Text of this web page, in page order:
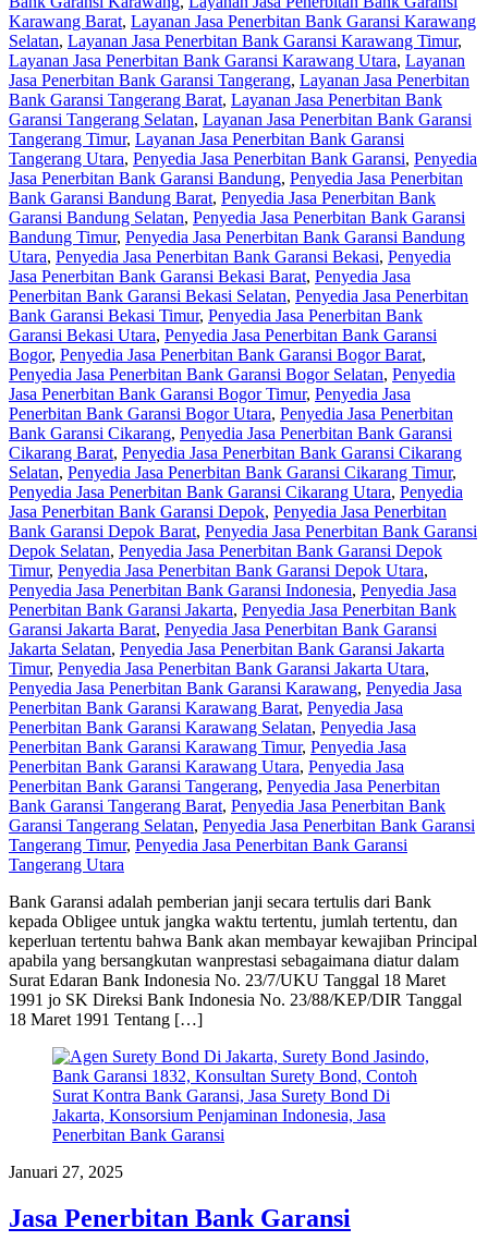
Karawang Barat, Layanan Jasa Penerbitan Bank Garansi Karawang
Selatan, Layanan Jasa Penerbitan Bank Garansi Karawang Timur,
Layanan Jasa Penerbitan Bank Garansi Karawang Utara, Layanan
Jasa Penerbitan Bank Garansi Tangerang, Layanan Jasa Penerbitan
Bank Garansi Tangerang Barat, Layanan Jasa Penerbitan Bank
Garansi Tangerang Selatan, Layanan Jasa Penerbitan Bank Garansi
Tangerang Timur, Layanan Jasa Penerbitan Bank Garansi
Tangerang Utara, Penyedia Jasa Penerbitan Bank Garansi, Penyedia
Jasa Penerbitan Bank Garansi Bandung, Penyedia Jasa Penerbitan
Bank Garansi Bandung Barat, Penyedia Jasa Penerbitan Bank
Garansi Bandung Selatan, Penyedia Jasa Penerbitan Bank Garansi
Bandung Timur, Penyedia Jasa Penerbitan Bank Garansi Bandung
Utara, Penyedia Jasa Penerbitan Bank Garansi Bekasi, Penyedia
Jasa Penerbitan Bank Garansi Bekasi Barat, Penyedia Jasa
Penerbitan Bank Garansi Bekasi Selatan, Penyedia Jasa Penerbitan
Bank Garansi Bekasi Timur, Penyedia Jasa Penerbitan Bank
Garansi Bekasi Utara, Penyedia Jasa Penerbitan Bank Garansi
Bogor, Penyedia Jasa Penerbitan Bank Garansi Bogor Barat,
Penyedia Jasa Penerbitan Bank Garansi Bogor Selatan, Penyedia
Jasa Penerbitan Bank Garansi Bogor Timur, Penyedia Jasa
Penerbitan Bank Garansi Bogor Utara, Penyedia Jasa Penerbitan
Bank Garansi Cikarang, Penyedia Jasa Penerbitan Bank Garansi
Cikarang Barat, Penyedia Jasa Penerbitan Bank Garansi Cikarang
Selatan, Penyedia Jasa Penerbitan Bank Garansi Cikarang Timur,
Penyedia Jasa Penerbitan Bank Garansi Cikarang Utara, Penyedia
Jasa Penerbitan Bank Garansi Depok, Penyedia Jasa Penerbitan
Bank Garansi Depok Barat, Penyedia Jasa Penerbitan Bank Garansi
Depok Selatan, Penyedia Jasa Penerbitan Bank Garansi Depok
Timur, Penyedia Jasa Penerbitan Bank Garansi Depok Utara,
Penyedia Jasa Penerbitan Bank Garansi Indonesia, Penyedia Jasa
Penerbitan Bank Garansi Jakarta, Penyedia Jasa Penerbitan Bank
Garansi Jakarta Barat, Penyedia Jasa Penerbitan Bank Garansi
Jakarta Selatan, Penyedia Jasa Penerbitan Bank Garansi Jakarta
Timur, Penyedia Jasa Penerbitan Bank Garansi Jakarta Utara,
Penyedia Jasa Penerbitan Bank Garansi Karawang, Penyedia Jasa
Penerbitan Bank Garansi Karawang Barat, Penyedia Jasa
Penerbitan Bank Garansi Karawang Selatan, Penyedia Jasa
Penerbitan Bank Garansi Karawang Timur, Penyedia Jasa
Penerbitan Bank Garansi Karawang Utara, Penyedia Jasa
Penerbitan Bank Garansi Tangerang, Penyedia Jasa Penerbitan
Bank Garansi Tangerang Barat, Penyedia Jasa Penerbitan Bank
Garansi Tangerang Selatan, Penyedia Jasa Penerbitan Bank Garansi
Tangerang Timur, Penyedia Jasa Penerbitan Bank Garansi
Tangerang Utara
Bank Garansi adalah pemberian janji secara tertulis dari Bank
kepada Obligee untuk jangka waktu tertentu, jumlah tertentu, dan
keperluan tertentu bahwa Bank akan membayar kewajiban Principal
apabila yang bersangkutan wanprestasi sebagaimana diatur dalam
Surat Edaran Bank Indonesia No. 23/7/UKU Tanggal 18 Maret
1991 jo SK Direksi Bank Indonesia No. 23/88/KEP/DIR Tanggal
18 Maret 1991 Tentang […]
Januari 27, 2025
Jasa Penerbitan Bank Garansi